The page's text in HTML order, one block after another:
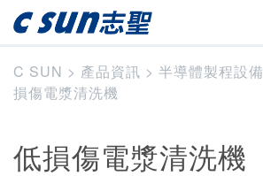
C SUN > 產品資訊 > 半導體製程設備
損傷電漿清洗機
低損傷電漿清洗機